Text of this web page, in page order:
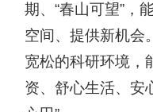
期、“春山可望”，
空间、提供新机会
宽松的科研环境，
资、舒心生活、安